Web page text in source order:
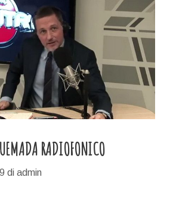
RADIOFONICO
di admin